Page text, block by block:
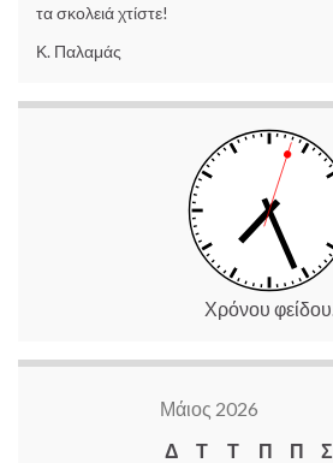
τα σκολειά χτίστε!
Κ. Παλαμάς
Χρόνου φείδου.
Μάιος 2026
Δ
Τ Τ Π Π Σ